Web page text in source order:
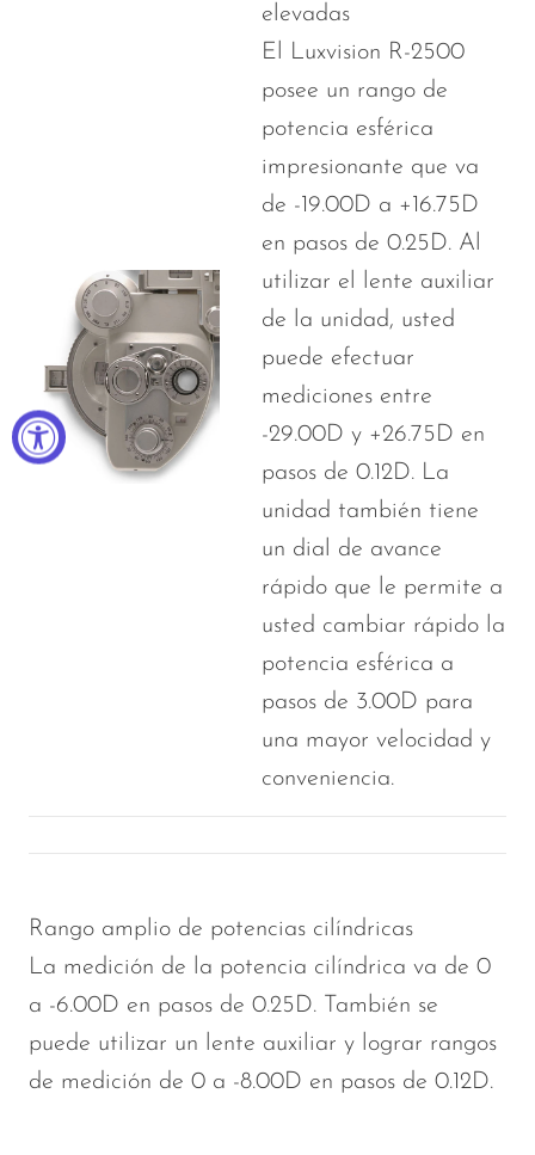
elevadas
El Luxvision R-2500
posee un rango de
potencia esférica
impresionante que va
de -19.00D a +16.75D
en pasos de 0.25D. Al
utilizar el lente auxiliar
de la unidad, usted
puede efectuar
mediciones entre
-29.00D y +26.75D en
pasos de 0.12D. La
unidad también tiene
un dial de avance
rápido que le permite a
usted cambiar rápido la
potencia esférica a
pasos de 3.00D para
una mayor velocidad y
conveniencia.
Rango amplio de potencias cilíndricas
La medición de la potencia cilíndrica va de 0
a -6.00D en pasos de 0.25D. También se
puede utilizar un lente auxiliar y lograr rangos
de medición de 0 a -8.00D en pasos de 0.12D.